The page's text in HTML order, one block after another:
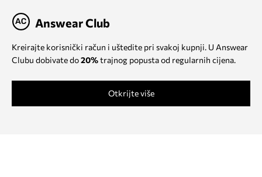
Answear Club
Kreirajte korisnički račun i uštedite pri svakoj kupnji. U Answear
Clubu dobivate do20%trajnog popusta od regularnih cijena.
Otkrijte više